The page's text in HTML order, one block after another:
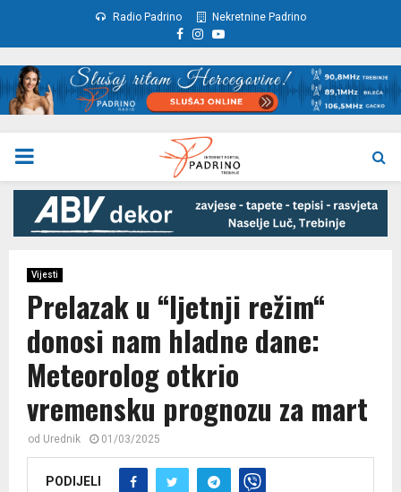
Radio Padrino Nekretnine Padrino
Facebook
Instagram
Youtube
PRIMARY
MENU
Vijesti
Prelazak u “ljetnji režim“
donosi nam hladne dane:
Meteorolog otkrio
vremensku prognozu za mart
od Urednik 01/03/2025
PODIJELI